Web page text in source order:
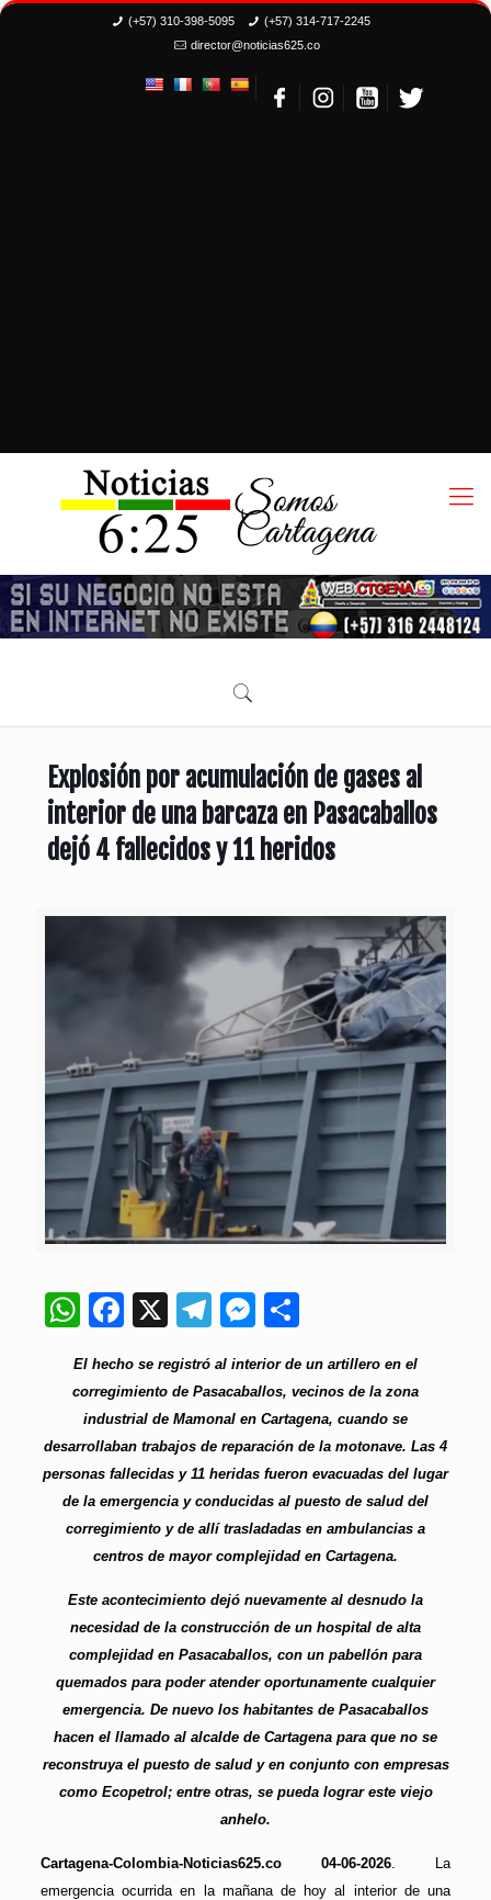
(+57) 310-398-5095
(+57) 314-717-2245
director@noticias625.co
Explosión por acumulación de gases al
interior de una barcaza en Pasacaballos
dejó 4 fallecidos y 11 heridos
WhatsApp
Facebook
X Telegram
Messenger
Compartir
El hecho se registró al interior de un artillero en el
corregimiento de Pasacaballos, vecinos de la zona
industrial de Mamonal en Cartagena, cuando se
desarrollaban trabajos de reparación de la motonave. Las 4
personas fallecidas y 11 heridas fueron evacuadas del lugar
de la emergencia y conducidas al puesto de salud del
corregimiento y de allí trasladadas en ambulancias a
centros de mayor complejidad en Cartagena.
Este acontecimiento dejó nuevamente al desnudo la
necesidad de la construcción de un hospital de alta
complejidad en Pasacaballos, con un pabellón para
quemados para poder atender oportunamente cualquier
emergencia. De nuevo los habitantes de Pasacaballos
hacen el llamado al alcalde de Cartagena para que no se
reconstruya el puesto de salud y en conjunto con empresas
como Ecopetrol; entre otras, se pueda lograr este viejo
anhelo.
Cartagena-Colombia-Noticias625.co 04-06-2026 . La
emergencia ocurrida en la mañana de hoy al interior de una